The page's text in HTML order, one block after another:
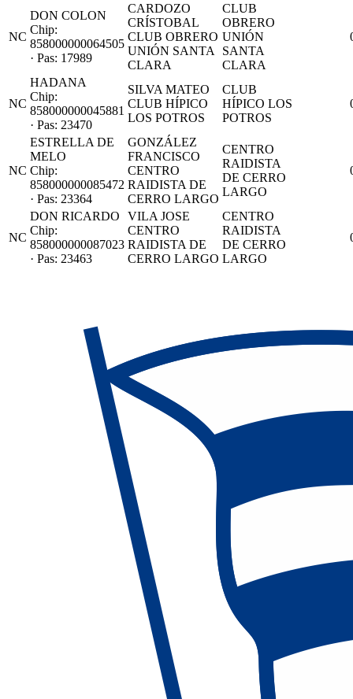
NC
DON COLON
Chip:
858000000064505
· Pas: 17989
CARDOZO
CRÍSTOBAL
CLUB OBRERO
UNIÓN SANTA
CLARA
CLUB
OBRERO
UNIÓN
SANTA
CLARA
NC
HADANA
Chip:
858000000045881
· Pas: 23470
SILVA MATEO
CLUB HÍPICO
LOS POTROS
CLUB
HÍPICO LOS
POTROS
NC
ESTRELLA DE
MELO
Chip:
858000000085472
· Pas: 23364
GONZÁLEZ
FRANCISCO
CENTRO
RAIDISTA DE
CERRO LARGO
CENTRO
RAIDISTA
DE CERRO
LARGO
NC
DON RICARDO
Chip:
858000000087023
· Pas: 23463
VILA JOSE
CENTRO
RAIDISTA DE
CERRO LARGO
CENTRO
RAIDISTA
DE CERRO
LARGO